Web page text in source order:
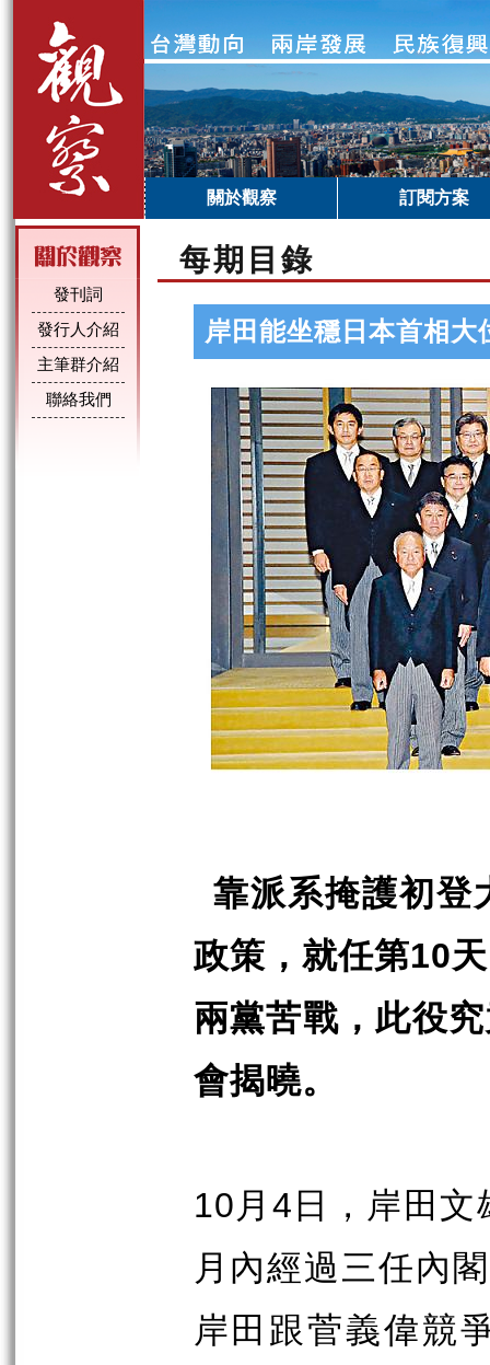
關於觀察 訂閱方案
發刊詞
發行人介紹
主筆群介紹
聯絡我們
每期目錄
岸田能坐穩日本首相大
靠派系掩護初登
政策，就任第10
兩黨苦戰，此役
會揭曉。
10 月 4 日，岸田
月內經過三任內
岸田跟菅義偉競